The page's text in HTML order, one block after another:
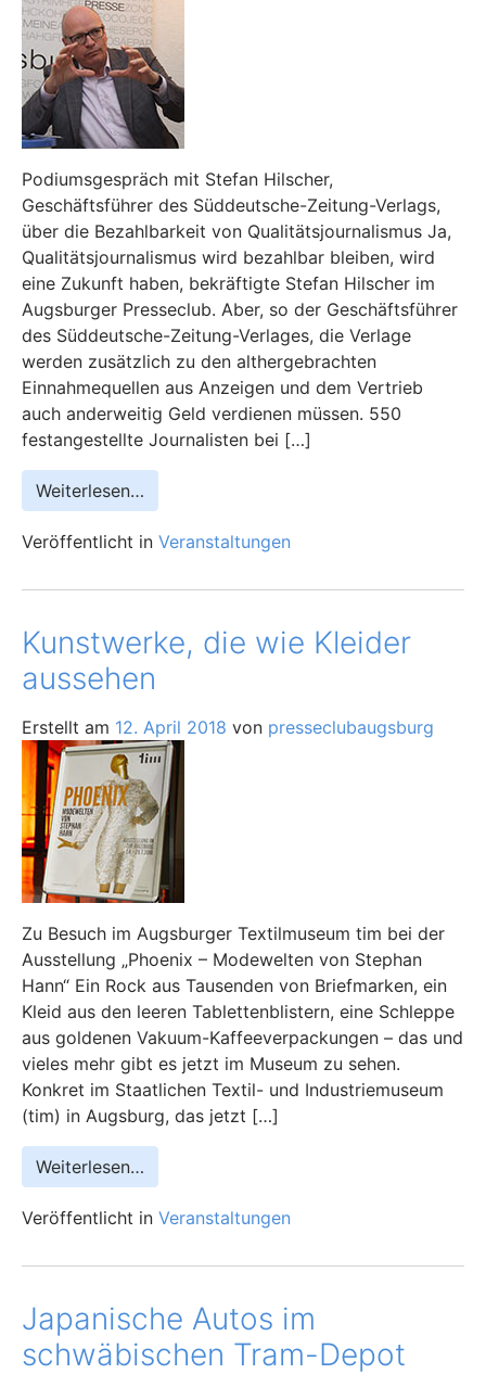
Podiumsgespräch mit Stefan Hilscher,
Geschäftsführer des Süddeutsche-Zeitung-Verlags,
über die Bezahlbarkeit von Qualitätsjournalismus Ja,
Qualitätsjournalismus wird bezahlbar bleiben, wird
eine Zukunft haben, bekräftigte Stefan Hilscher im
Augsburger Presseclub. Aber, so der Geschäftsführer
des Süddeutsche-Zeitung-Verlages, die Verlage
werden zusätzlich zu den althergebrachten
Einnahmequellen aus Anzeigen und dem Vertrieb
auch anderweitig Geld verdienen müssen. 550
festangestellte Journalisten bei […]
Weiterlesen…
Veröffentlicht in Veranstaltungen
Kunstwerke, die wie Kleider
aussehen
Erstellt am 12. April 2018 von presseclubaugsburg
Zu Besuch im Augsburger Textilmuseum tim bei der
Ausstellung „Phoenix – Modewelten von Stephan
Hann“ Ein Rock aus Tausenden von Briefmarken, ein
Kleid aus den leeren Tablettenblistern, eine Schleppe
aus goldenen Vakuum-Kaffeeverpackungen – das und
vieles mehr gibt es jetzt im Museum zu sehen.
Konkret im Staatlichen Textil- und Industriemuseum
(tim) in Augsburg, das jetzt […]
Weiterlesen…
Veröffentlicht in Veranstaltungen
Japanische Autos im
schwäbischen Tram-Depot